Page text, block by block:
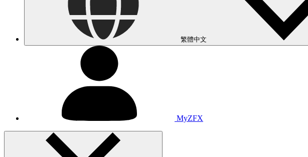
繁體中文
MyZFX